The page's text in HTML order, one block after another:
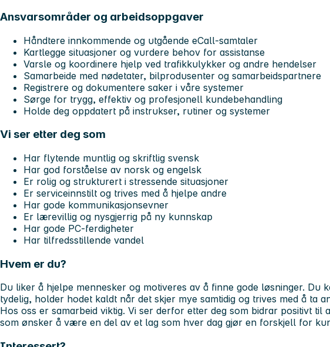
Ansvarsområder og arbeidsoppgaver
Håndtere innkommende og utgående eCall-samtaler
Kartlegge situasjoner og vurdere behov for assistanse
Varsle og koordinere hjelp ved trafikkulykker og andre hendelser
Samarbeide med nødetater, bilprodusenter og samarbeidspartnere
Registrere og dokumentere saker i våre systemer
Sørge for trygg, effektiv og profesjonell kundebehandling
Holde deg oppdatert på instrukser, rutiner og systemer
Vi ser etter deg som
Har flytende muntlig og skriftlig svensk
Har god forståelse av norsk og engelsk
Er rolig og strukturert i stressende situasjoner
Er serviceinnstilt og trives med å hjelpe andre
Har gode kommunikasjonsevner
Er lærevillig og nysgjerrig på ny kunnskap
Har gode PC-ferdigheter
Har tilfredsstillende vandel
Hvem er du?
Du liker å hjelpe mennesker og motiveres av å finne gode løsninger. Du
tydelig, holder hodet kaldt når det skjer mye samtidig og trives med å ta
Hos oss er samarbeid viktig. Vi ser derfor etter deg som bidrar positivt til
som ønsker å være en del av et lag som hver dag gjør en forskjell for